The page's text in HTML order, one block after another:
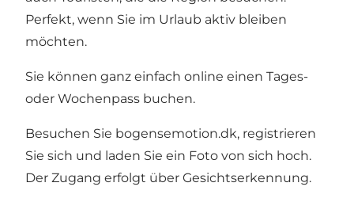
Perfekt, wenn Sie im Urlaub aktiv bleiben
möchten.
Sie können ganz einfach online einen Tages-
oder Wochenpass buchen.
Besuchen Sie bogensemotion.dk, registrieren
Sie sich und laden Sie ein Foto von sich hoch.
Der Zugang erfolgt über Gesichtserkennung.